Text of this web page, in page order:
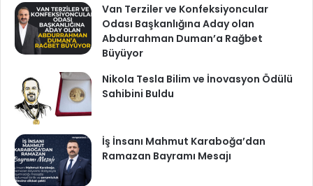
Van Terziler ve Konfeksiyoncular
Odası Başkanlığına Aday olan
Abdurrahman Duman’a Rağbet
Büyüyor
Nikola Tesla Bilim ve İnovasyon Ödülü
Sahibini Buldu
İş İnsanı Mahmut Karaboğa’dan
Ramazan Bayramı Mesajı